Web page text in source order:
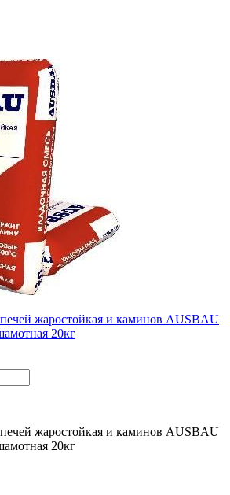
жаростойкая и каминов AUSBAU
20кг
жаростойкая и каминов AUSBAU
20кг